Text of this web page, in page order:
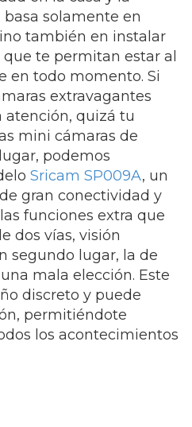
solamente en
también en instalar
te permitan estar al
en todo momento. Si
extravagantes
quizá tu
mini cámaras de
podemos
Sricam SP009A, un
gran conectividad y
funciones extra que
dos vías, visión
segundo lugar, la de
mala elección. Este
discreto y puede
permitiéndote
los acontecimientos